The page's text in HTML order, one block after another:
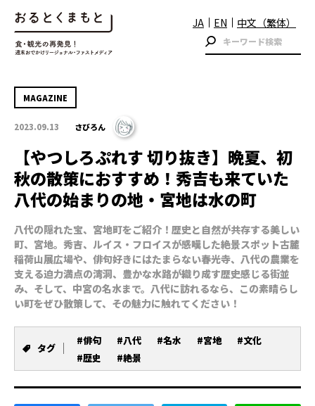
JA EN 中文（繁体）
MAGAZINE
2023.09.13 さびろん
【やつしろぷれす 切り抜き】晩夏、初
秋の散策におすすめ！秀吉も来ていた
八代の始まりの地・宮地は水の町
八代の隠れた宝、宮地町をご紹介！歴史と自然が共存する美しい
町、宮地。秀吉、ルイス・フロイスが感嘆した絶景スポット古麓
稲荷山展広場や、俳句好きにはたまらない春光寺、八代の農業を
支える迫力満点の湾洞、豊かな水路が織り成す歴史感じる街並
み、そして、中宮の名水まで。八代に訪れるなら、この素晴らし
い町をぜひ散策して、その魅力に触れてください！
タグ
#俳句 #八代 #名水 #宮地
#文化
#歴史
#絶景